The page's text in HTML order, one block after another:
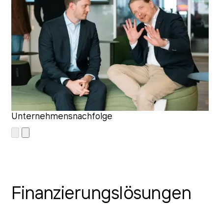
Unternehmensnachfolge
Finanzierungslösungen